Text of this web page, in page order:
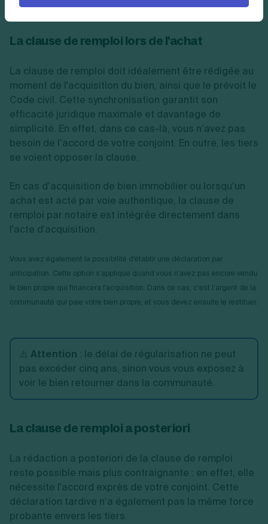
La clause de remploi lors de l'achat
La clause de remploi doit idéalement être rédigée au
moment de l'acquisition du bien, ainsi que le prévoit le
Code civil. Cette synchronisation garantit son
efficacité juridique maximale et davantage de
simplicité. En effet, dans ce cas-là, vous n’avez pas
besoin de l’accord de votre conjoint. En outre, les tiers
se voient opposer la clause.
En cas d’acquisition de bien immobilier ou lorsqu’un
achat est acté par voie authentique, la clause de
remploi par notaire est intégrée directement dans
l'acte d'acquisition.
Vous avez également la possibilité d'établir une déclaration par
anticipation. Cette option s'applique quand vous n'avez pas encore vendu
le bien propre qui financera l'acquisition. Dans ce cas, c’est l’argent de la
communauté qui paie votre bien propre, et vous devez ensuite le restituer.
⚠️ Attention : le délai de régularisation ne peut
pas excéder cinq ans, sinon vous vous exposez à
voir le bien retourner dans la communauté.
La clause de remploi a posteriori
La rédaction a posteriori de la clause de remploi
reste possible mais plus contraignante : en effet, elle
nécessite l'accord exprès de votre conjoint. Cette
déclaration tardive n’a également pas la même force
probante envers les tiers.